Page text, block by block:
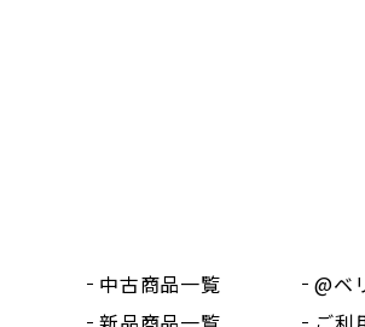
中古商品一覧
@ベ